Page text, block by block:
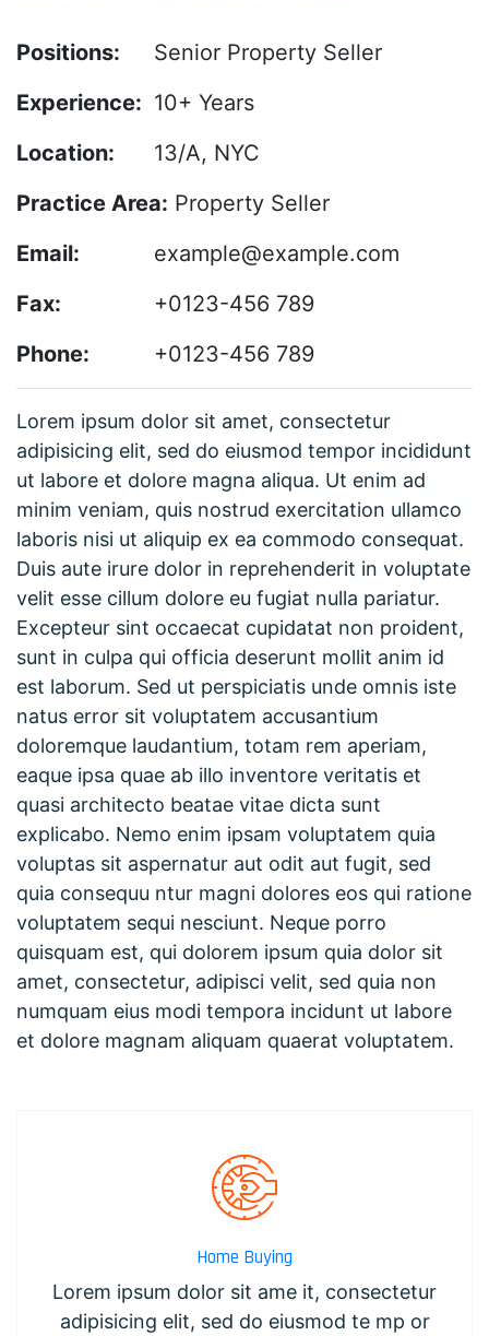
Positions:
Senior Property Seller
Experience: 10+ Years
Location:
13/A, NYC
Practice Area: Property Seller
Email:
example@example.com
Fax:
+0123-456 789
Phone:
+0123-456 789
Lorem ipsum dolor sit amet, consectetur
adipisicing elit, sed do eiusmod tempor incididunt
ut labore et dolore magna aliqua. Ut enim ad
minim veniam, quis nostrud exercitation ullamco
laboris nisi ut aliquip ex ea commodo consequat.
Duis aute irure dolor in reprehenderit in voluptate
velit esse cillum dolore eu fugiat nulla pariatur.
Excepteur sint occaecat cupidatat non proident,
sunt in culpa qui officia deserunt mollit anim id
est laborum. Sed ut perspiciatis unde omnis iste
natus error sit voluptatem accusantium
doloremque laudantium, totam rem aperiam,
eaque ipsa quae ab illo inventore veritatis et
quasi architecto beatae vitae dicta sunt
explicabo. Nemo enim ipsam voluptatem quia
voluptas sit aspernatur aut odit aut fugit, sed
quia consequu ntur magni dolores eos qui ratione
voluptatem sequi nesciunt. Neque porro
quisquam est, qui dolorem ipsum quia dolor sit
amet, consectetur, adipisci velit, sed quia non
numquam eius modi tempora incidunt ut labore
et dolore magnam aliquam quaerat voluptatem.
Home Buying
Lorem ipsum dolor sit ame it, consectetur
adipisicing elit, sed do eiusmod te mp or